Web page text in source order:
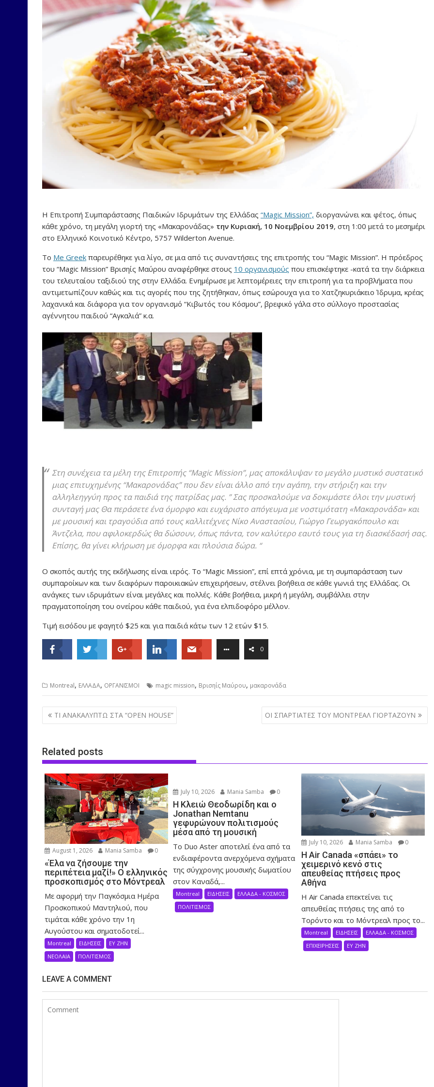
Η Επιτροπή Συμπαράστασης Παιδικών Ιδρυμάτων της Ελλάδας “Magic Mission”, διοργανώνει και φέτος, όπως
κάθε χρόνο, τη μεγάλη γιορτή της «Μακαρονάδας» την Κυριακή, 10 Νοεμβρίου 2019, στη 1:00 μετά το μεσημέρι
στο Ελληνικό Κοινοτικό Κέντρο, 5757 Wilderton Avenue.
Το Me Greek παρευρέθηκε για λίγο, σε μια από τις συναντήσεις της επιτροπής του “Magic Mission”. H πρόεδρος
του “Magic Mission” Βρισηίς Μαύρου αναφέρθηκε στους 10 οργανισμούς που επισκέφτηκε -κατά τα την διάρκεια
του τελευταίου ταξιδιού της στην Ελλάδα. Ενημέρωσε με λεπτομέρειες την επιτροπή για τα προβλήματα που
αντιμετωπίζουν καθώς και τις αγορές που της ζητήθηκαν, όπως εσώρουχα για το Χατζηκυριάκειο Ίδρυμα, κρέας
λαχανικά και διάφορα για τον οργανισμό “Κιβωτός του Κόσμου”, βρεφικό γάλα στο σύλλογο προστασίας
αγέννητου παιδιού “Αγκαλιά” κ.α.
Στη συνέχεια τα μέλη της Επιτροπής “Magic Mission”, μας αποκάλυψαν το μεγάλο μυστικό συστατικό
μιας επιτυχημένης “Μακαρονάδας” που δεν είναι άλλο από την αγάπη, την στήριξη και την
αλληλεηγγύη προς τα παιδιά της πατρίδας μας. ” Σας προσκαλούμε να δοκιμάστε όλοι την μυστική
συνταγή μας Θα περάσετε ένα όμορφο και ευχάριστο απόγευμα με νοστιμότατη «Μακαρονάδα» και
με μουσική και τραγούδια από τους καλλιτέχνες Νίκο Αναστασίου, Γιώργο Γεωργακόπουλο και
Άντζελα, που αφιλοκερδώς θα δώσουν, όπως πάντα, τον καλύτερο εαυτό τους για τη διασκέδασή σας.
Επίσης, θα γίνει κλήρωση με όμορφα και πλούσια δώρα. “
Ο σκοπός αυτής της εκδήλωσης είναι ιερός. Το “Magic Mission”, επί επτά χρόνια, με τη συμπαράσταση των
συμπαροίκων και των διαφόρων παροικιακών επιχειρήσεων, στέλνει βοήθεια σε κάθε γωνιά της Ελλάδας. Οι
ανάγκες των ιδρυμάτων είναι μεγάλες και πολλές. Κάθε βοήθεια, μικρή ή μεγάλη, συμβάλλει στην
πραγματοποίηση του ονείρου κάθε παιδιού, για ένα ελπιδοφόρο μέλλον.
Τιμή εισόδου με φαγητό $25 και για παιδιά κάτω των 12 ετών $15.
0
Montreal, ΕΛΛΑΔΑ, ΟΡΓΑΝΙΣΜΟΙ magic mission, Βρισηίς Μαύρου, μακαρονάδα
Post
navigation
ΤΙ ΑΝΑΚΑΛΥΠΤΩ ΣΤΑ “OPEN HOUSE” ΟΙ ΣΠΑΡΤΙΑΤΕΣ ΤΟΥ ΜΟΝΤΡΕΑΛ ΓΙΟΡΤΑΖΟΥΝ
Related posts
August 1, 2026 Mania Samba 0
«Έλα να ζήσουμε την
περιπέτεια μαζί!» Ο ελληνικός
προσκοπισμός στο Μόντρεαλ
Με αφορμή την Παγκόσμια Ημέρα
Προσκοπικού Μαντηλιού, που
τιμάται κάθε χρόνο την 1η
Αυγούστου και σηματοδοτεί...
Montreal ΕΙΔΗΣΕΙΣ
ΕΥ ΖΗΝ
ΝΕΟΛΑΙΑ
ΠΟΛΙΤΙΣΜΟΣ
July 10, 2026 Mania Samba 0
Η Κλειώ Θεοδωρίδη και ο
Jonathan Nemtanu
γεφυρώνουν πολιτισμούς
μέσα από τη μουσική
Το Duo Aster αποτελεί ένα από τα
ενδιαφέροντα ανερχόμενα σχήματα
της σύγχρονης μουσικής δωματίου
στον Καναδά,...
Montreal ΕΙΔΗΣΕΙΣ
ΕΛΛΑΔΑ - ΚΟΣΜΟΣ
ΠΟΛΙΤΙΣΜΟΣ
July 10, 2026 Mania Samba 0
Η Air Canada «σπάει» το
χειμερινό κενό στις
απευθείας πτήσεις προς
Αθήνα
Η Air Canada επεκτείνει τις
απευθείας πτήσεις της από το
Τορόντο και το Μόντρεαλ προς το...
Montreal ΕΙΔΗΣΕΙΣ
ΕΛΛΑΔΑ - ΚΟΣΜΟΣ
ΕΠΙΧΕΙΡΗΣΕΙΣ
ΕΥ ΖΗΝ
LEAVE A COMMENT